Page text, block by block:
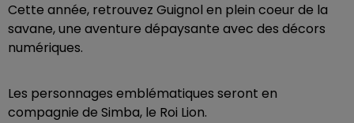
Cette année, retrouvez Guignol en plein coeur de la
savane, une aventure dépaysante avec des décors
numériques.
Les personnages emblématiques seront en
compagnie de Simba, le Roi Lion.